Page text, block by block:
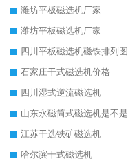
潍坊平板磁选机厂家
潍坊平板磁选机厂家
四川平板磁选机磁铁排列图
石家庄干式磁选机价格
四川湿式逆流磁选机
江苏干选铁矿磁选机
哈尔滨干式磁选机